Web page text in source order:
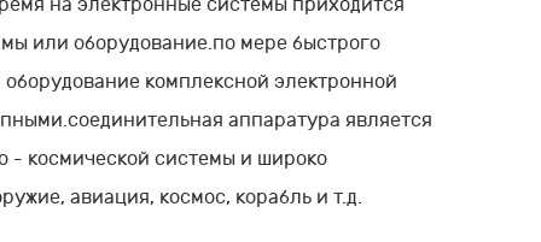
на электронные системы приходится
или оборудование.по мере быстрого
комплексной электронной
аппаратура является
- космической системы и широко
авиация, космос, корабль и т.д.